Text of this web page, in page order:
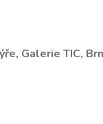
Galerie TIC,